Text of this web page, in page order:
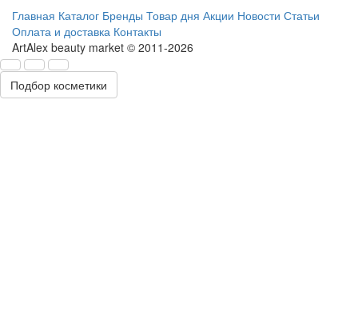
Главная Каталог Бренды Товар дня Акции Новости Статьи
Оплата и доставка Контакты
ArtAlex beauty market © 2011-2026
Подбор косметики